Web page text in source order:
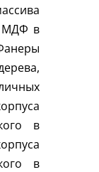
МДФ в
в
в